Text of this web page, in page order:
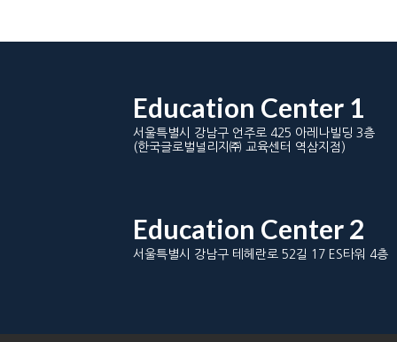
Education Center 1
서울특별시 강남구 언주로 425 아레나빌딩 3층
(한국글로벌널리지㈜ 교육센터 역삼지점)
Education Center 2
서울특별시 강남구 테헤란로 52길 17 ES타워 4층